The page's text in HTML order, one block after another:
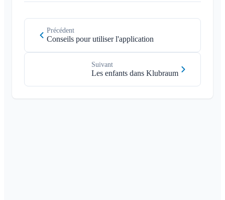
Précédent
Conseils pour utiliser l'application
Suivant
Les enfants dans Klubraum